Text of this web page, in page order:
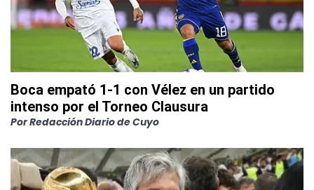
Boca empató 1-1 con Vélez en un partido
intenso por el Torneo Clausura
PorRedacción Diario de Cuyo